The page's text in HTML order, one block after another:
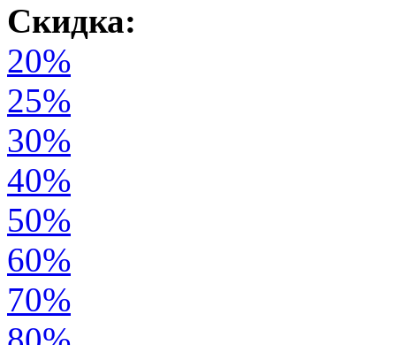
Скидка:
20%
25%
30%
40%
50%
60%
70%